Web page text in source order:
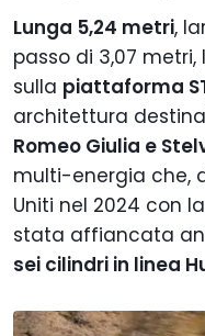
Lunga 5,24 metri,
passo di 3,07
sulla piattaforma
architettura
Romeo Giulia e
multi-energia che,
Uniti nel 2024 con
stata affiancata
sei cilindri in linea